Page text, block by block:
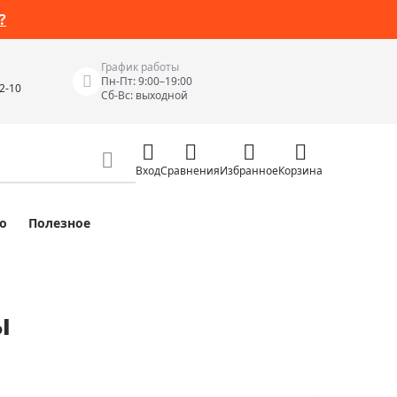
10
График работы
Пн-Пт: 9:00–19:00
Сб-Вс: выходной
Измерительные инструменты
ВходСравненияИзбранноеКорзина
Полезное